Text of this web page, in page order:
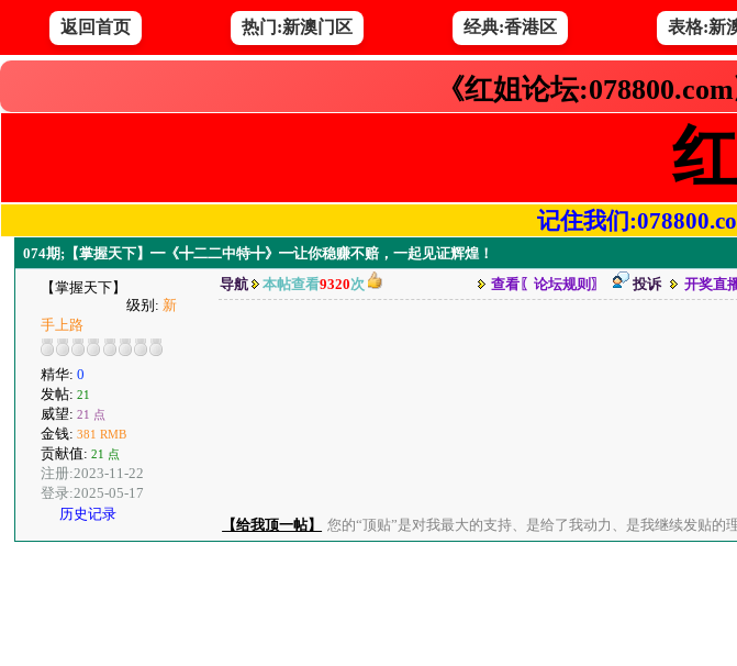
返回首页 热门:新澳门区 经典:香港区 表格:新
《红姐论坛
记住我们
074期;【掌握天下】━《╋二二中特╋》━让你稳赚不赔，一起见证辉煌！
【掌握天下】
级别: 新
手上路
精华:0
发帖:21
威望:21 点
金钱:381 RMB
贡献值:21 点
注册:2023-11-22
登录:2025-05-17
历史记录
导航 本帖查看9320次 查看〖论坛规则〗 投诉 开奖直
【给我顶一帖】 您的“顶贴”是对我最大的支持、是给了我动力、是我继续发贴的